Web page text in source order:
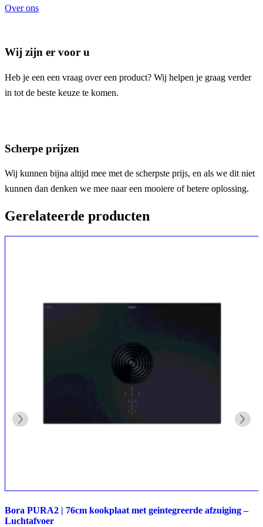
Over ons
Wij zijn er voor u
Heb je een een vraag over een product? Wij helpen je graag verder
in tot de beste keuze te komen.
Scherpe prijzen
Wij kunnen bijna altijd mee met de scherpste prijs, en als we dit niet
kunnen dan denken we mee naar een mooiere of betere oplossing.
Gerelateerde producten
Bora PURA2 | 76cm kookplaat met geintegreerde afzuiging –
Luchtafvoer